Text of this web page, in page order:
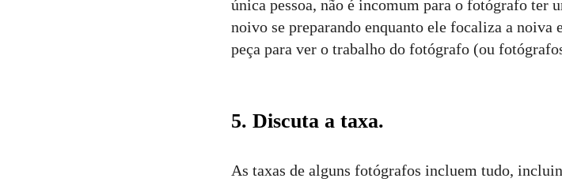
única pessoa, não é incomum para o fotógrafo ter
noivo se preparando enquanto ele focaliza a noiva
peça para ver o trabalho do fotógrafo (ou
5. Discuta a taxa.
As taxas de alguns fotógrafos incluem tudo,